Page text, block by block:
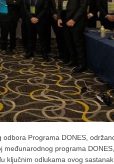
Programa DONES,
međunarodnog programa
ključnim odlukama ovog